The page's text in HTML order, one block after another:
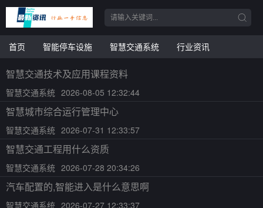
首页 智能停车设施 智慧交通系统 行业资讯
智慧交通技术及应用课程资料
智慧交通系统 2026-08-05 12:32:44
智慧城市综合运行管理中心
智慧交通系统 2026-07-31 12:33:57
智慧交通工程用什么资质
智慧交通系统 2026-07-28 20:34:26
汽车配置的,智能进入是什么意思啊
智慧交通系统 2026-07-27 12:33:37